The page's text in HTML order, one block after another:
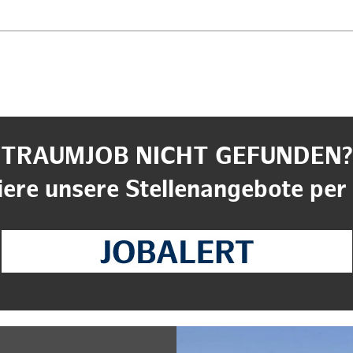
TRAUMJOB NICHT GEFUNDEN?
unsere Stellenangebote per